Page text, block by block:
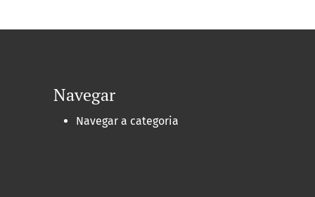
Navegar
Navegar a categoria